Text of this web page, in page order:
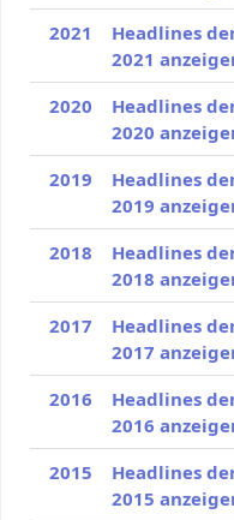
2021
Headlines
2021
2020
Headlines
2020
2019
Headlines
2019
2018
Headlines
2018
2017
Headlines
2017
2016
Headlines
2016
2015
Headlines
2015